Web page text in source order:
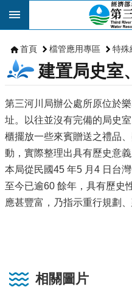
跳到主要內容區塊
首頁 檔管應用專區 特殊
建置局史室
第三河川局辦公處所原位於
址。以往並沒有完備的局史
櫃擺放一些來賓贈送之禮品
動，實際整理出具有歷史意
本局從民國45 年5 月4 日台
至今已逾60 餘年，具有歷史
應甚豐富，乃指示重行規劃、
相關圖片